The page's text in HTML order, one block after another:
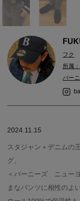
フク
所属
バー
2024.11.15
スタジャン＋デニムの
グ。
＜バーニーズ ニュー
まなパンツに相性のよ